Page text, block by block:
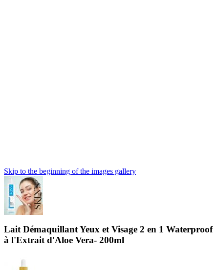
Skip to the beginning of the images gallery
Lait Démaquillant Yeux et Visage 2 en 1 Waterproof
à l'Extrait d'Aloe Vera- 200ml